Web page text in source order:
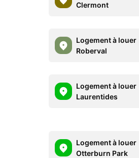
Clermont
Logement à louer
Roberval
Logement à louer
Laurentides
Logement à louer
Otterburn Park